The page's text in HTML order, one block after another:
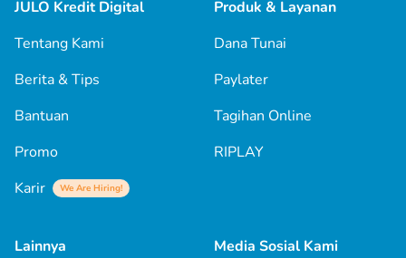
JULO Kredit Digital
Tentang Kami
Berita & Tips
Bantuan
Promo
Karir
We Are Hiring!
Produk & Layanan
Dana Tunai
Paylater
Tagihan Online
RIPLAY
Lainnya
Media Sosial Kami